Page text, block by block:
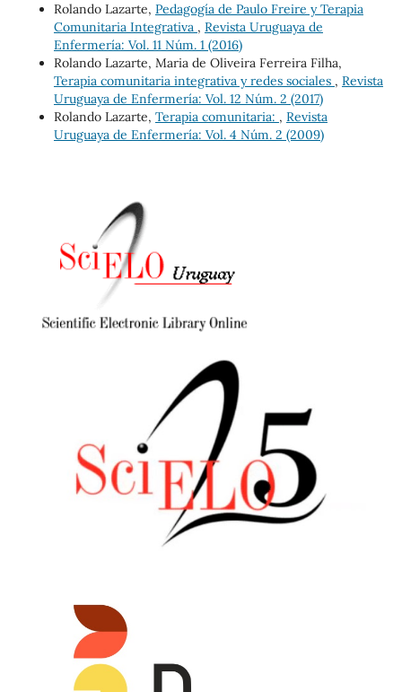
Rolando Lazarte, Pedagogía de Paulo Freire y Terapia
Comunitaria Integrativa , Revista Uruguaya de
Enfermería: Vol. 11 Núm. 1 (2016)
Rolando Lazarte, Maria de Oliveira Ferreira Filha,
Terapia comunitaria integrativa y redes sociales , Revista
Uruguaya de Enfermería: Vol. 12 Núm. 2 (2017)
Rolando Lazarte, Terapia comunitaria: , Revista
Uruguaya de Enfermería: Vol. 4 Núm. 2 (2009)